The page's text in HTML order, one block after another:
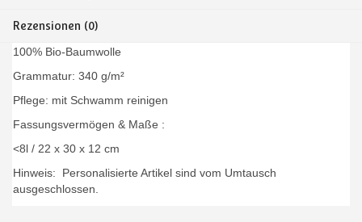
Rezensionen (0)
100% Bio-Baumwolle
Grammatur: 340 g/m²
Pflege: mit Schwamm reinigen
Fassungsvermögen & Maße :
<8l / 22 x 30 x 12 cm
Hinweis: Personalisierte Artikel sind vom Umtausch
ausgeschlossen.